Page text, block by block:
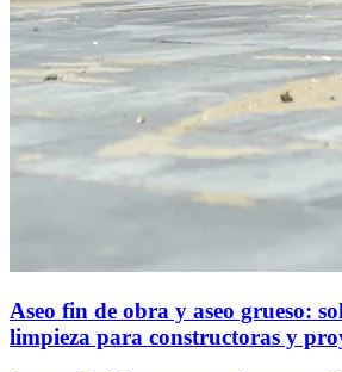
Aseo fin de obra y aseo grueso:
limpieza para constructoras y